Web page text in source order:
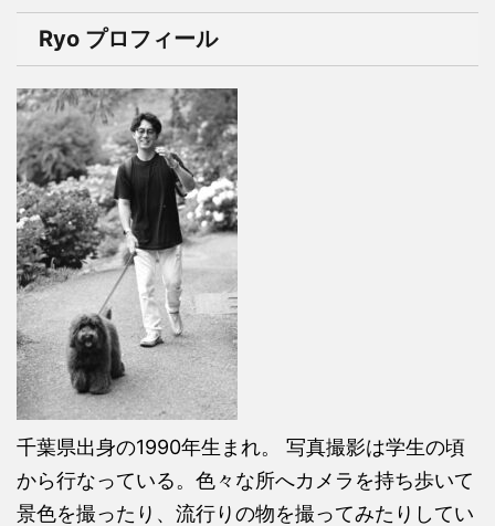
Ryo プロフィール
千葉県出身の1990年生まれ。 写真撮影は学生の頃
から行なっている。色々な所へカメラを持ち歩いて
景色を撮ったり、流行りの物を撮ってみたりしてい